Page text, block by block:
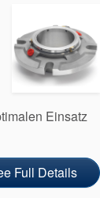
Einsatz
Full Details